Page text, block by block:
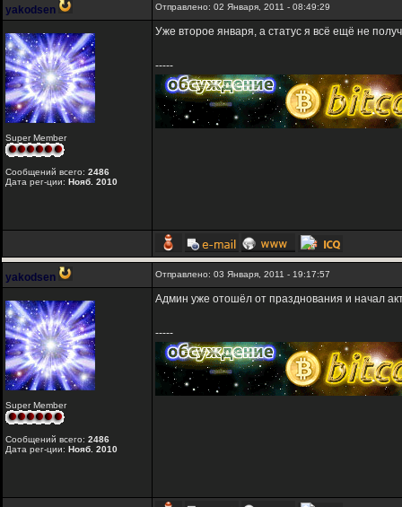
yakodsen Отправлено: 02 Января, 2011 - 08:49:29
Super Member
Сообщений всего: 2486
Дата рег-ции: Нояб. 2010
Уже второе января, а статус я всё ещё не
-----
yakodsen Отправлено: 03 Января, 2011 - 19:17:57
Super Member
Сообщений всего: 2486
Дата рег-ции: Нояб. 2010
Админ уже отошёл от празднования и начал
-----